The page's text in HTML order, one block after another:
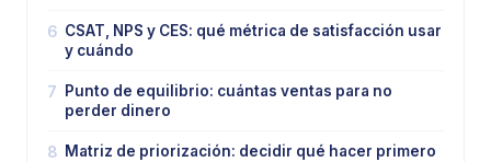
6 CSAT, NPS y CES: qué métrica de satisfacción usar
y cuándo
7
Punto de equilibrio: cuántas ventas para no
perder dinero
8 Matriz de priorización: decidir qué hacer primero